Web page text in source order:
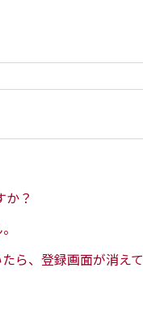
か？
ら、登録画面が消えて